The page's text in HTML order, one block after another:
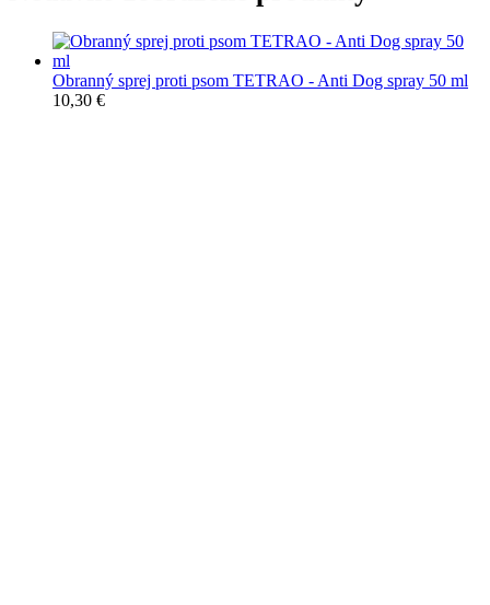
Obranný sprej proti psom TETRAO - Anti Dog spray 50 ml
10,30 €